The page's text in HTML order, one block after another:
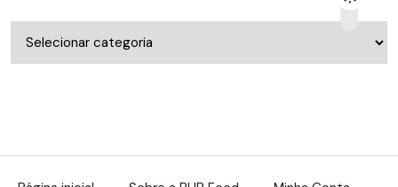
Conteúdos